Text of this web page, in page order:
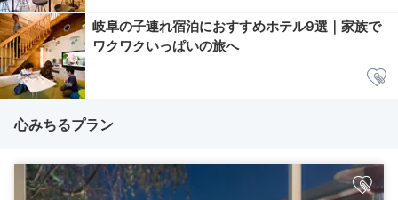
岐阜の子連れ宿泊におすすめホテル9選｜家族で
ワクワクいっぱいの旅へ
心みちるプラン